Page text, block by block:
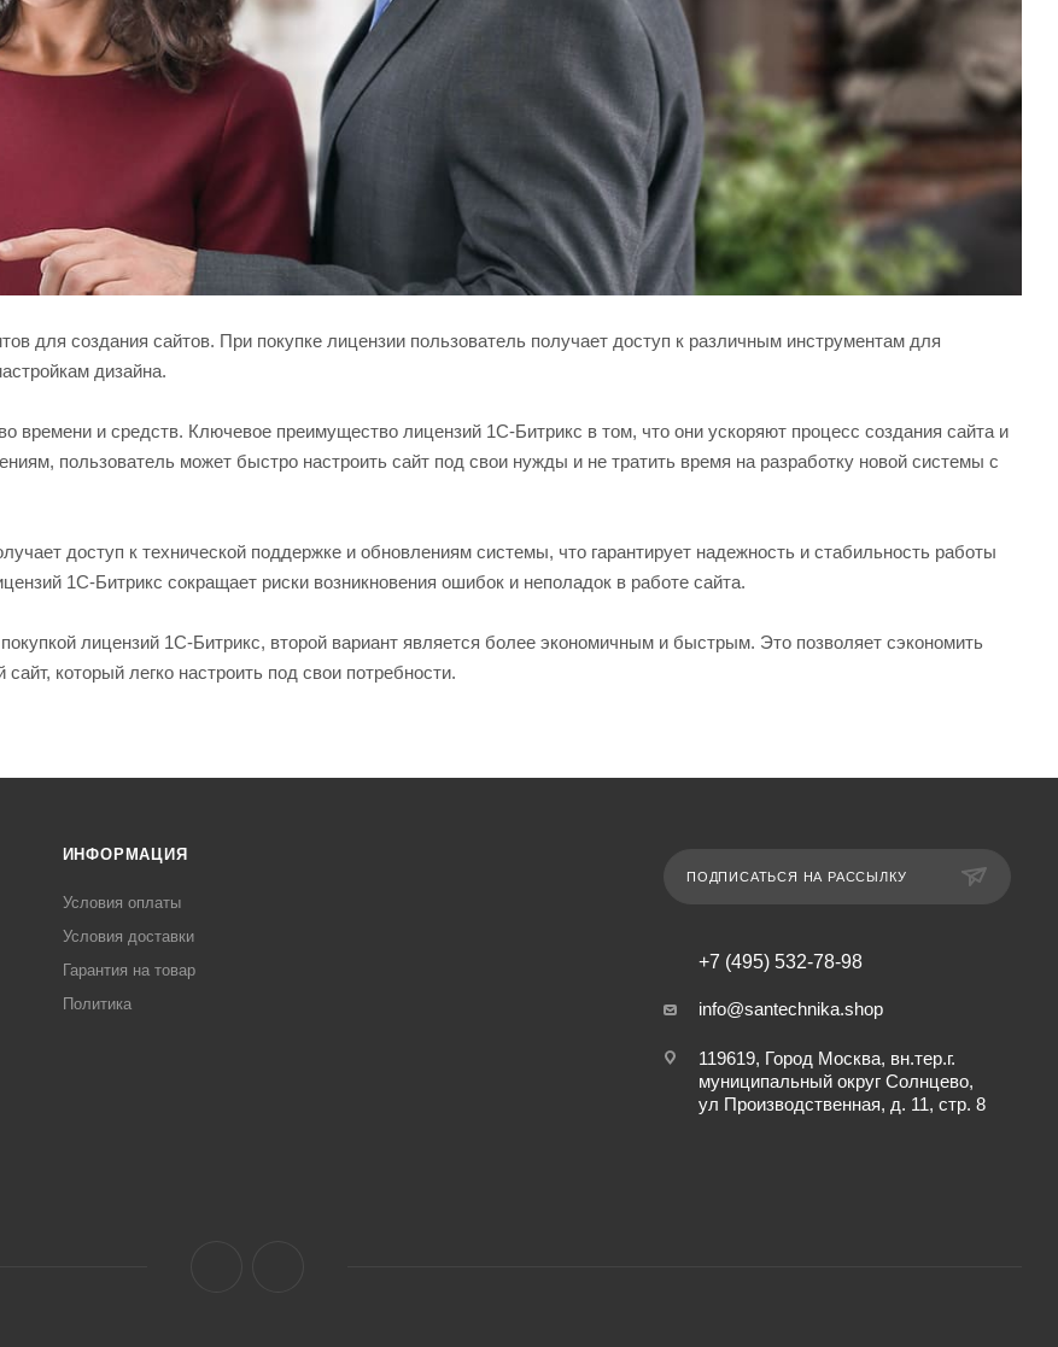
для создания сайтов. При покупке лицензии пользователь получает доступ к различным инструментам для
дизайна.
времени и средств. Ключевое преимущество лицензий 1С-Битрикс в том, что они ускоряют процесс создания сайта и
пользователь может быстро настроить сайт под свои нужды и не тратить время на разработку новой системы с
доступ к технической поддержке и обновлениям системы, что гарантирует надежность и стабильность работы
1С-Битрикс сокращает риски возникновения ошибок и неполадок в работе сайта.
лицензий 1С-Битрикс, второй вариант является более экономичным и быстрым. Это позволяет сэкономить
который легко настроить под свои потребности.
ИНФОРМАЦИЯ
Условия оплаты
Условия доставки
Гарантия на товар
Политика
ПОДПИСАТЬСЯ НА РАССЫЛКУ
+7 (495) 532-78-98
info@santechnika.shop
119619, Город Москва, вн.тер.г.
муниципальный округ Солнцево,
ул Производственная, д. 11, стр. 8